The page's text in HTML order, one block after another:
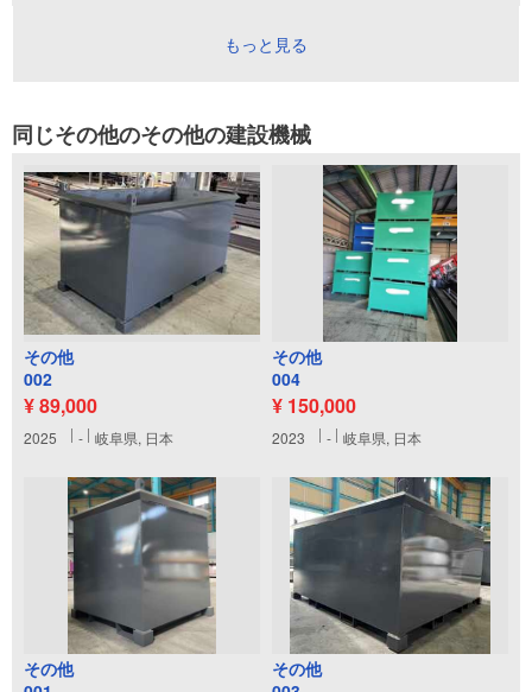
もっと見る
同じその他のその他の建設機械
その他
002
¥ 89,000
2025 - 岐阜県, 日本
その他
004
¥ 150,000
2023 - 岐阜県, 日本
その他
その他